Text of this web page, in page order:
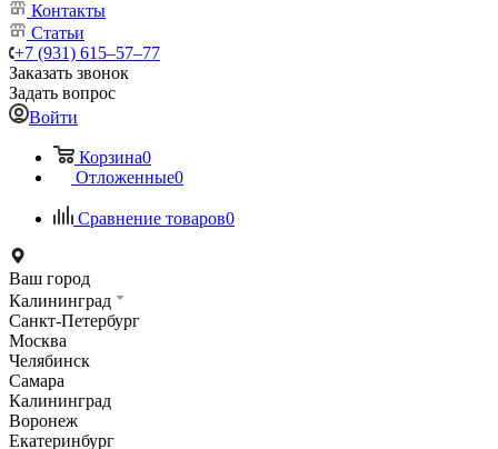
Контакты
Статьи
+7 (931) 615‒57‒77
Заказать звонок
Задать вопрос
Войти
Корзина0
Отложенные0
Сравнение товаров0
Ваш город
Калининград
Санкт-Петербург
Москва
Челябинск
Самара
Калининград
Воронеж
Екатеринбург